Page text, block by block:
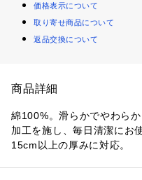
価格表示について
取り寄せ商品について
返品交換について
商品詳細
綿100%。滑らかでやわら
加工を施し、毎日清潔にお
15cm以上の厚みに対応。